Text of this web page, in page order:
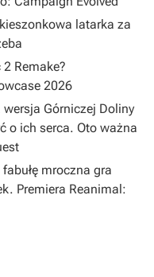
latarka za
Remake?
2026
Górniczej Doliny
o ich serca. Oto ważna
mroczna gra
Premiera Reanimal: